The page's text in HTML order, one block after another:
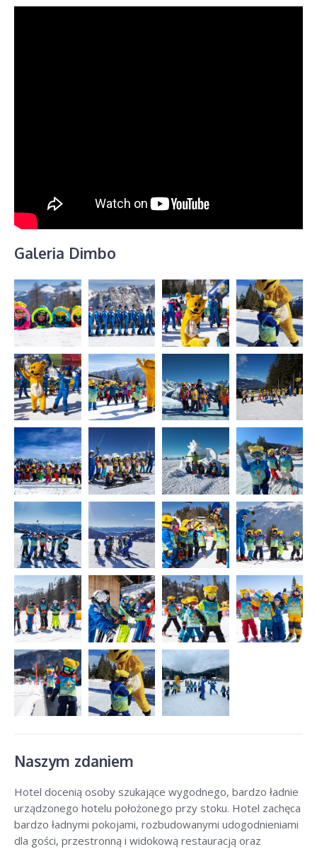
Galeria Dimbo
Naszym zdaniem
Hotel docenią osoby szukające wygodnego, bardzo ładnie
urządzonego hotelu położonego przy stoku. Hotel zachęca
bardzo ładnymi pokojami, rozbudowanymi udogodnieniami
dla gości, przestronną i widokową restauracją oraz